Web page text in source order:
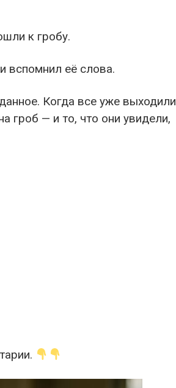
к гробу.
вспомнил её слова.
Когда все уже выходили
гроб — и то, что они увидели,